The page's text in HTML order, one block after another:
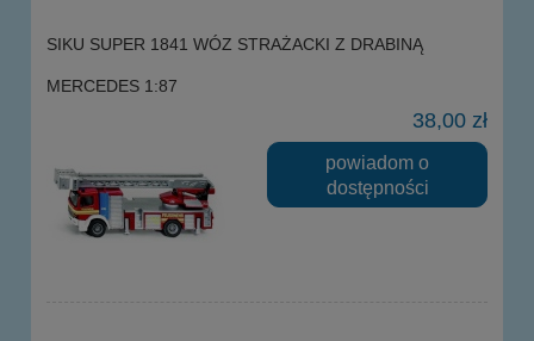
SIKU SUPER 1841 WÓZ STRAŻACKI Z DRABINĄ
MERCEDES 1:87
38,00 zł
powiadom o
dostępności